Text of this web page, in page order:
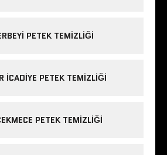
PETEK TEMIZLIĞI
ICADIYE PETEK TEMIZLIĞI
PETEK TEMIZLIĞI